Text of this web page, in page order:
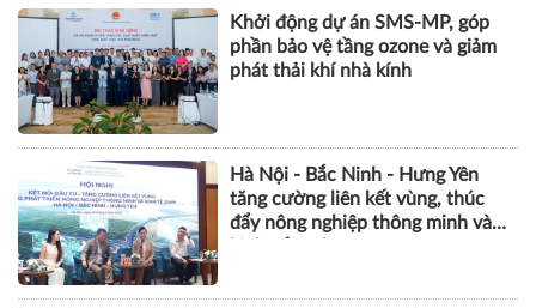
Khởi động dự án SMS-MP, góp
phần bảo vệ tầng ozone và giảm
phát thải khí nhà kính
Hà Nội - Bắc Ninh - Hưng Yên
tăng cường liên kết vùng, thúc
đẩy nông nghiệp thông minh và